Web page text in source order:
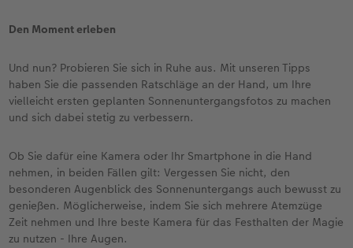
Den Moment erleben
Und nun? Probieren Sie sich in Ruhe aus. Mit unseren Tipps
haben Sie die passenden Ratschläge an der Hand, um Ihre
vielleicht ersten geplanten Sonnenuntergangsfotos zu machen
und sich dabei stetig zu verbessern.
Ob Sie dafür eine Kamera oder Ihr Smartphone in die Hand
nehmen, in beiden Fällen gilt: Vergessen Sie nicht, den
besonderen Augenblick des Sonnenuntergangs auch bewusst zu
genießen. Möglicherweise, indem Sie sich mehrere Atemzüge
Zeit nehmen und Ihre beste Kamera für das Festhalten der Magie
zu nutzen - Ihre Augen.